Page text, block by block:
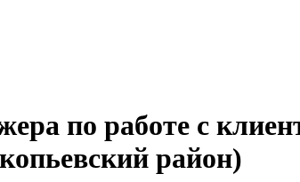
по работе с
район)